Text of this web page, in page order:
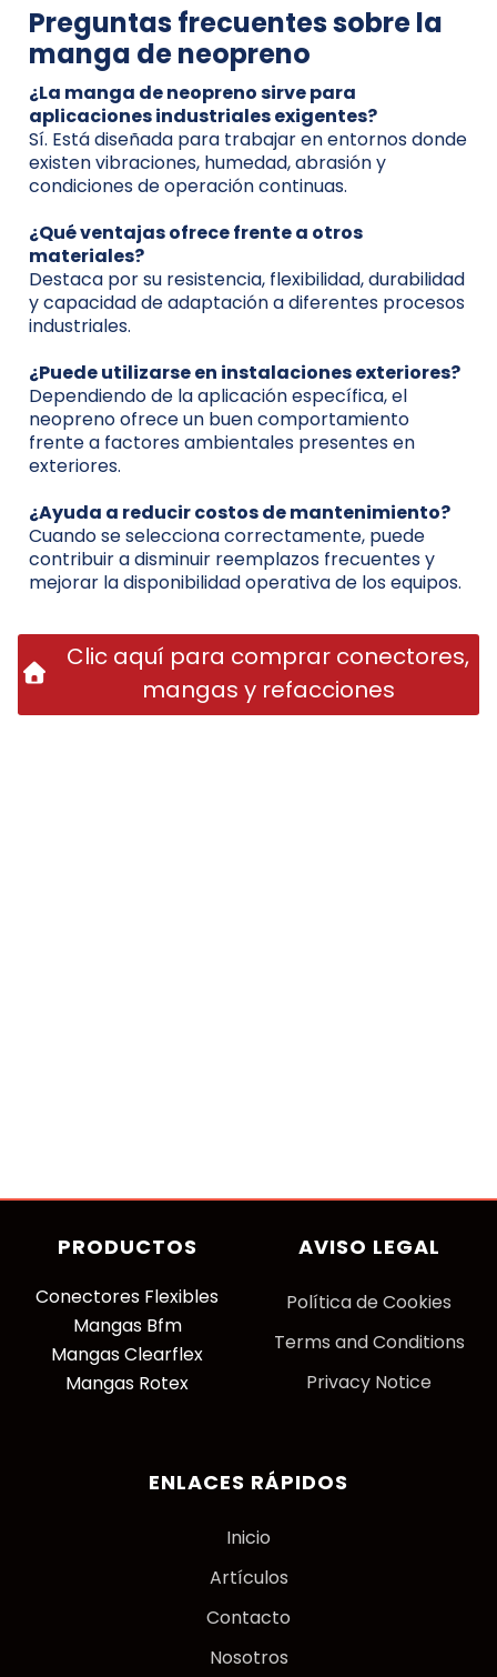
Preguntas frecuentes sobre la
manga de neopreno
¿La manga de neopreno sirve para
aplicaciones industriales exigentes?
Sí. Está diseñada para trabajar en entornos donde
existen vibraciones, humedad, abrasión y
condiciones de operación continuas.
¿Qué ventajas ofrece frente a otros
materiales?
Destaca por su resistencia, flexibilidad, durabilidad
y capacidad de adaptación a diferentes procesos
industriales.
¿Puede utilizarse en instalaciones exteriores?
Dependiendo de la aplicación específica, el
neopreno ofrece un buen comportamiento
frente a factores ambientales presentes en
exteriores.
¿Ayuda a reducir costos de mantenimiento?
Cuando se selecciona correctamente, puede
contribuir a disminuir reemplazos frecuentes y
mejorar la disponibilidad operativa de los equipos.
Clic aquí para comprar conectores,
mangas y refacciones
PRODUCTOS
Conectores Flexibles
Mangas Bfm
Mangas Clearflex
Mangas Rotex
AVISO LEGAL
Política de Cookies
Terms and Conditions
Privacy Notice
ENLACES RÁPIDOS
Inicio
Artículos
Contacto
Nosotros